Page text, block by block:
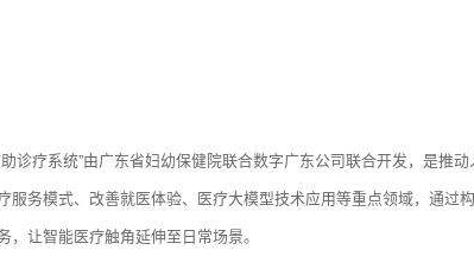
诊疗系统”由广东省妇幼保健院联合数字广东公司联合开发，是推
服务模式、改善就医体验、医疗大模型技术应用等重点领域，通过
让智能医疗触角延伸至日常场景。